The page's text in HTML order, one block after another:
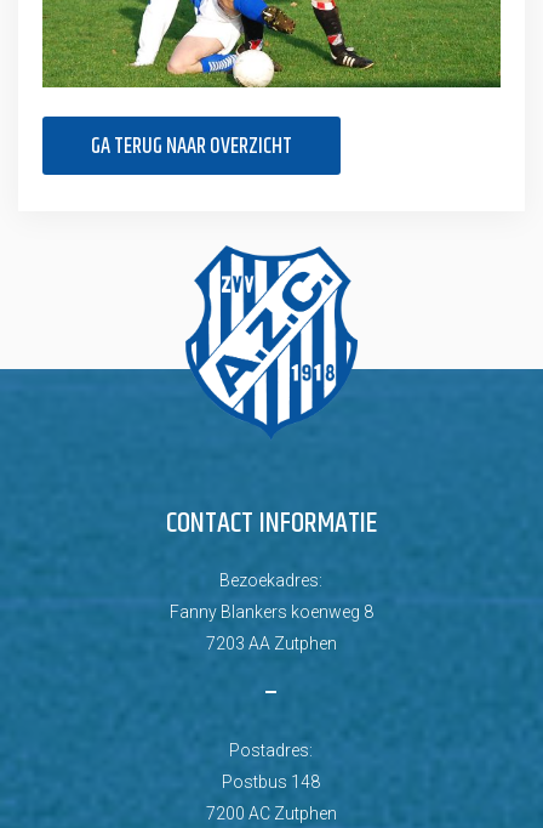
GA TERUG NAAR OVERZICHT
CONTACT INFORMATIE
Bezoekadres:
Fanny Blankers koenweg 8
7203 AA Zutphen
–
Postadres:
Postbus 148
7200 AC Zutphen